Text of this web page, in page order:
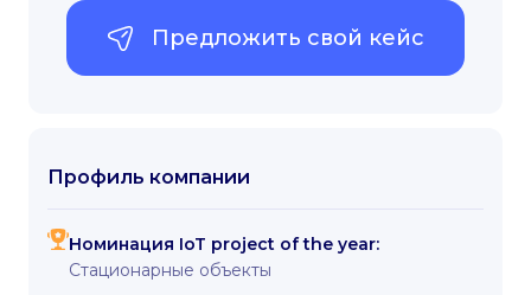
Предложить свой кейс
Профиль компании
Номинация IoT project of the year:
Стационарные объекты